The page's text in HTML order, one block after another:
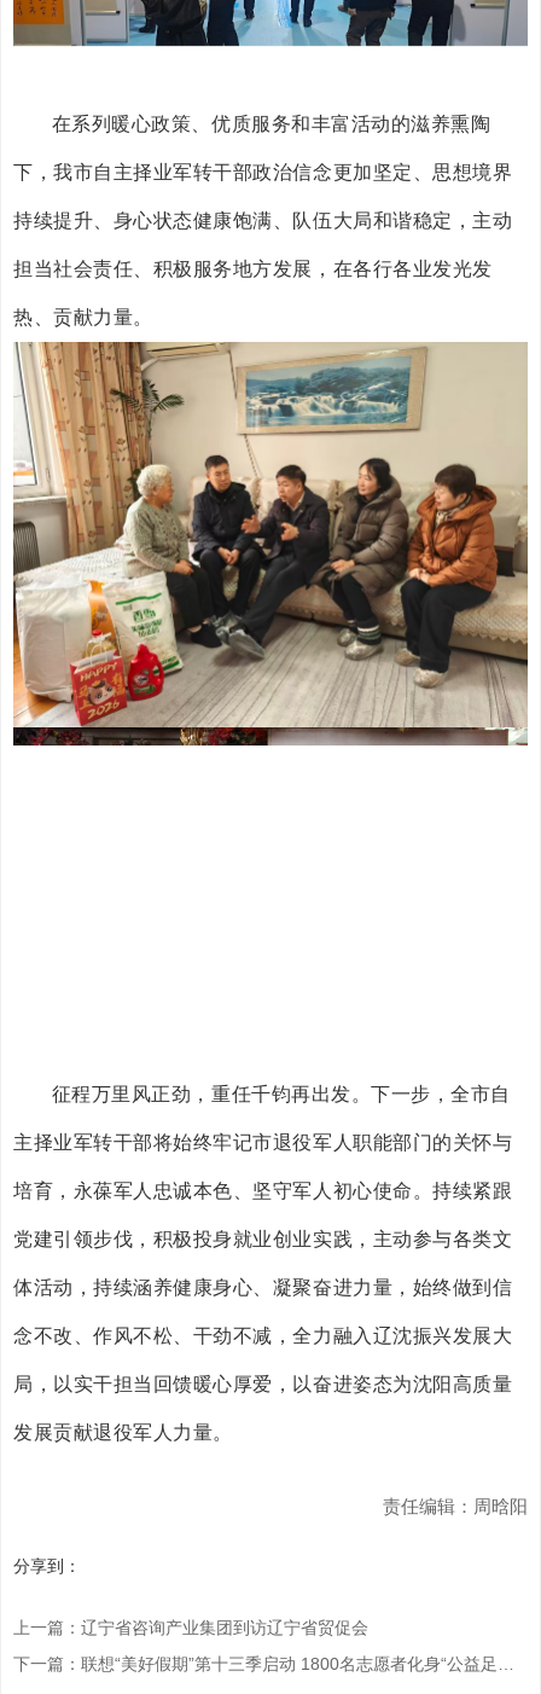
在系列暖心政策、优质服务和丰富活动的滋养熏陶
下，我市自主择业军转干部政治信念更加坚定、思想境界
持续提升、身心状态健康饱满、队伍大局和谐稳定，主动
担当社会责任、积极服务地方发展，在各行各业发光发
热、贡献力量。
征程万里风正劲，重任千钧再出发。下一步，全市自
主择业军转干部将始终牢记市退役军人职能部门的关怀与
培育，永葆军人忠诚本色、坚守军人初心使命。持续紧跟
党建引领步伐，积极投身就业创业实践，主动参与各类文
体活动，持续涵养健康身心、凝聚奋进力量，始终做到信
念不改、作风不松、干劲不减，全力融入辽沈振兴发展大
局，以实干担当回馈暖心厚爱，以奋进姿态为沈阳高质量
发展贡献退役军人力量。
责任编辑：周晗阳
分享到：
上一篇：辽宁省咨询产业集团到访辽宁省贸促会
下一篇：联想“美好假期”第十三季启动 1800名志愿者化身“公益足球教练”“乡超”来了！